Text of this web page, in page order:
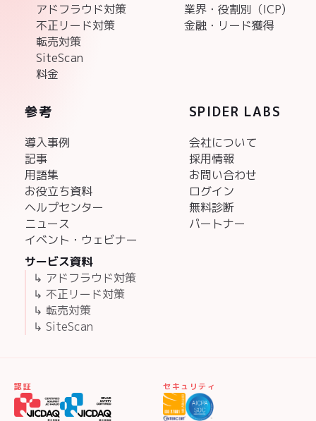
アドフラウド対策
不正リード対策
転売対策
SiteScan
料金
業界・役割別（ICP)
金融・リード獲得
参考
導入事例
記事
用語集
お役立ち資料
ヘルプセンター
ニュース
イベント・ウェビナー
サービス資料
↳ アドフラウド対策
↳ 不正リード対策
↳ 転売対策
↳ SiteScan
SPIDER LABS
会社について
採用情報
お問い合わせ
ログイン
無料診断
パートナー
認証 セキュリティ